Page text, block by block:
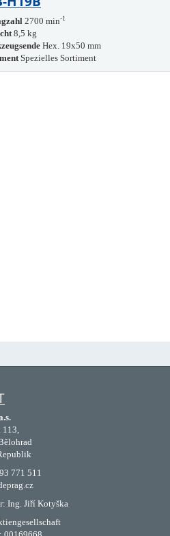
2700 min-1
8,5 kg
Hex. 19x50 mm
Spezielles Sortiment
113,
771 511
Ing. Jiří Kotyška